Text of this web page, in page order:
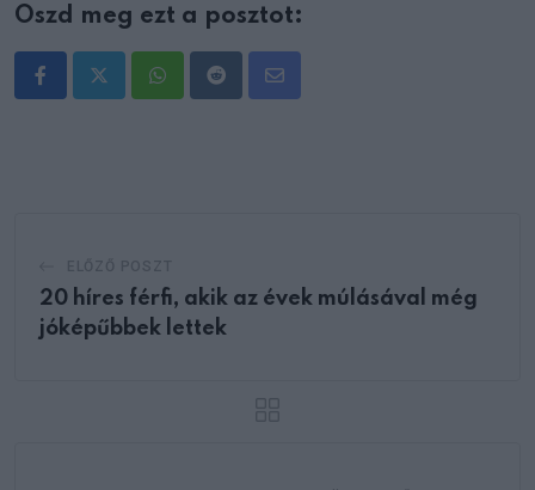
Oszd meg ezt a posztot:
WhatsappRedditShare
20 híres férfi, akik az évek múlásával még
jóképűbbek lettek